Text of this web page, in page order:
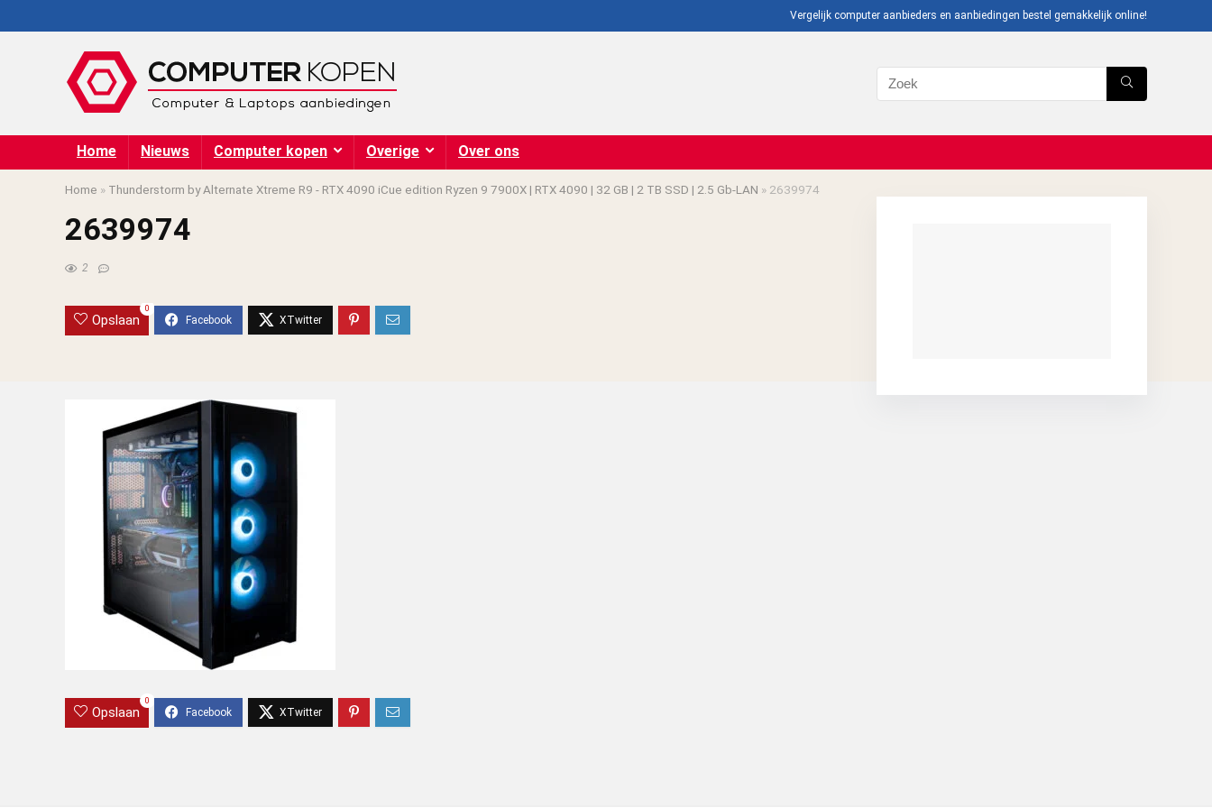
Vergelijk computer aanbieders en aanbiedingen bestel gemakkelijk online!
Home Nieuws Computer kopen Overige Over ons
Home » Thunderstorm by Alternate Xtreme R9 - RTX 4090 iCue edition Ryzen 9 7900X | RTX 4090 | 32 GB | 2 TB SSD | 2.5 Gb-LAN » 2639974
2639974
2
Opslaan
0
Opslaan
0